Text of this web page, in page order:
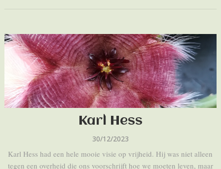
Karl Hess
30/12/2023
Karl Hess had een hele mooie visie op vrijheid. Hij was niet alleen
tegen een overheid die ons voorschrijft hoe we moeten leven, maar